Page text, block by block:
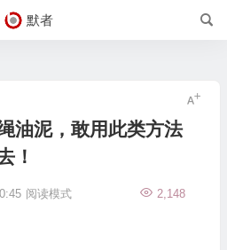
默者
油泥，敢用此类方法
！
2,148
阅读模式